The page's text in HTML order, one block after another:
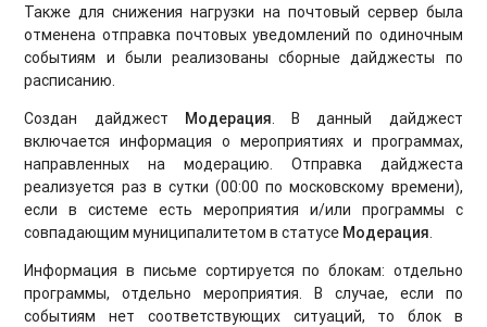
Также для снижения нагрузки на почтовый сервер была
отменена отправка почтовых уведомлений по одиночным
событиям и были реализованы сборные дайджесты по
расписанию.
Создан дайджест Модерация. В данный дайджест
включается информация о мероприятиях и программах,
направленных на модерацию. Отправка дайджеста
реализуется раз в сутки (00:00 по московскому времени),
если в системе есть мероприятия и/или программы с
совпадающим муниципалитетом в статусе Модерация.
Информация в письме сортируется по блокам: отдельно
программы, отдельно мероприятия. В случае, если по
событиям нет соответствующих ситуаций, то блок в